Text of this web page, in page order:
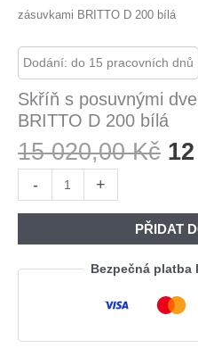
zásuvkami BRITTO D 200 bílá
Dodání: do 15 pracovních dnů
Skříň s posuvnými
BRITTO D 200 bílá
15 020,00Kč
15
-
s
dveřmi
se
+
PŘIDAT
Bezpečná platba